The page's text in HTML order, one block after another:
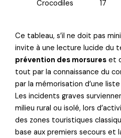
Crocodiles 17
Ce tableau, s’il ne doit pas
invite à une lecture lucide du
prévention des morsures et
tout par la connaissance du
par la mémorisation d’une
Les incidents graves
milieu rural ou isolé, lors
des zones touristiques
base aux premiers secours et